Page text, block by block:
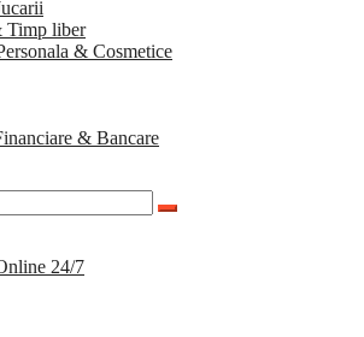
Timp liber
& Cosmetice
& Bancare
24/7